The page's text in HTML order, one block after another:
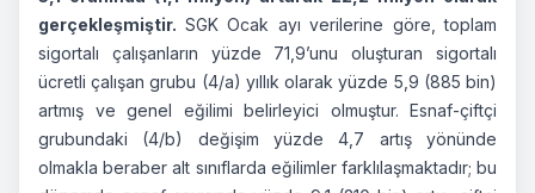
gerçekleşmiştir. SGK Ocak ayı verilerine göre, toplam
sigortalı çalışanların yüzde 71,9’unu oluşturan sigortalı
ücretli çalışan grubu (4/a) yıllık olarak yüzde 5,9 (885 bin)
artmış ve genel eğilimi belirleyici olmuştur. Esnaf-çiftçi
grubundaki (4/b) değişim yüzde 4,7 artış yönünde
olmakla beraber alt sınıflarda eğilimler farklılaşmaktadır; bu